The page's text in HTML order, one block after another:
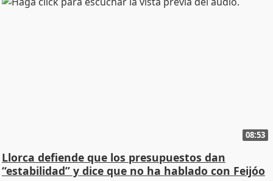
08:53
Llorca defiende que los presupuestos dan
“estabilidad” y dice que no ha hablado con Feijóo